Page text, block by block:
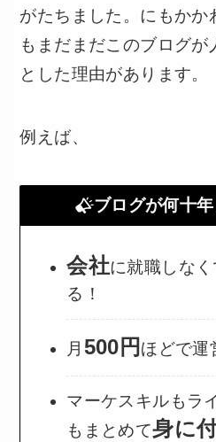
がたちました。にもかか
もまだまだこのブログが
とした理由があります。
例えば、
ブログが何十
会社に就職しな
る！
月 500円 ほどで運
マーケスキルもラ
もまとめて身に